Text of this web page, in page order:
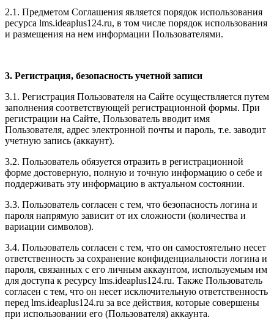
2.1. Предметом Соглашения является порядок использования
ресурса lms.ideaplus124.ru, в том числе порядок использования
и размещения на нем информации Пользователями.
3. Регистрация, безопасность учетной записи
3.1. Регистрация Пользователя на Сайте осуществляется путем
заполнения соответствующей регистрационной формы. При
регистрации на Сайте, Пользователь вводит имя
Пользователя, адрес электронной почты и пароль, т.е. заводит
учетную запись (аккаунт).
3.2. Пользователь обязуется отразить в регистрационной
форме достоверную, полную и точную информацию о себе и
поддерживать эту информацию в актуальном состоянии.
3.3. Пользователь согласен с тем, что безопасность логина и
пароля напрямую зависит от их сложности (количества и
вариации символов).
3.4. Пользователь согласен с тем, что он самостоятельно несет
ответственность за сохранение конфиденциальности логина и
пароля, связанных с его личным аккаунтом, используемым им
для доступа к ресурсу lms.ideaplus124.ru. Также Пользователь
согласен с тем, что он несет исключительную ответственность
перед lms.ideaplus124.ru за все действия, которые совершены
при использовании его (Пользователя) аккаунта.